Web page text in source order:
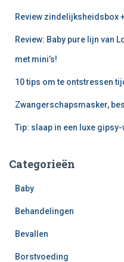
Review zindelijksheidsbox
Review: Baby pure lijn van
met mini’s!
10 tips om te ontstressen
Zwangerschapsmasker,
Tip: slaap in een luxe
Categorieën
Baby
Behandelingen
Bevallen
Borstvoeding